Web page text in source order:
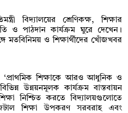
বিদ্যালয়ের শ্রেণিকক্ষ, শিক্ষার
ও পাঠদান কার্যক্রম ঘুরে দেখেন।
মতবিনিময় ও শিক্ষার্থীদের খোঁজখবর
‘প্রাথমিক শিক্ষাকে আরও আধুনিক ও
উন্নয়নমূলক কার্যক্রম বাস্তবায়ন
নিশ্চিত করতে বিদ্যালয়গুলোতে
শিক্ষা উপকরণ সরবরাহ এবং